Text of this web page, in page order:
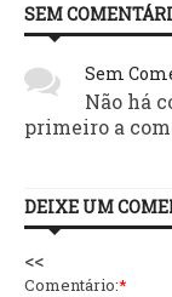
SEM
Sem
Não há
primeiro a
DEIXE UM
<<
Comentário:*